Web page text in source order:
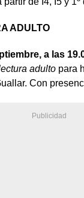
ADULTO
a las
adulto para
Con